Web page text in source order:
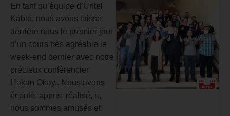
En tant qu’équipe d’Üntel
Kablo, nous avons laissé
derrière nous le premier jour
d’un cours très agréable le
week-end dernier avec notre
précieux conférencier
Hakan Okay.. Nous avons
écouté, appris, réalisé, ri,
nous sommes amusés et